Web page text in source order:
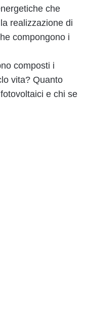
che
realizzazione di
compongono i
composti i
vita? Quanto
e chi se